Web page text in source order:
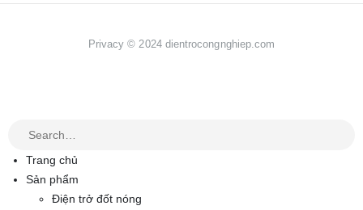
Privacy © 2024 dientrocongnghiep.com
Trang chủ
Sản phẩm
Điện trở đốt nóng